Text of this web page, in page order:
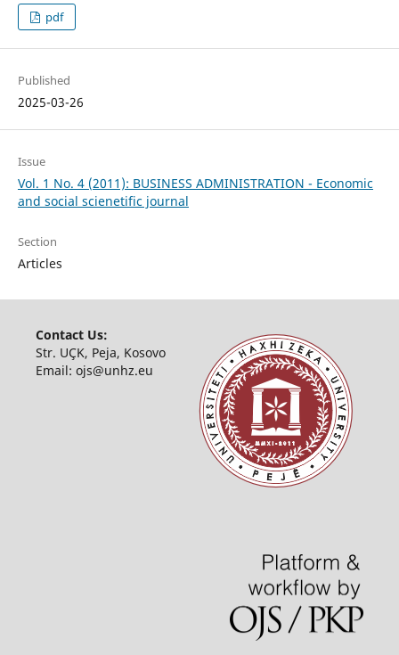
pdf
Published
2025-03-26
Issue
Vol. 1 No. 4 (2011): BUSINESS ADMINISTRATION - Economic
and social scienetific journal
Section
Articles
Contact Us:
Str. UÇK, Peja, Kosovo
Email: ojs@unhz.eu